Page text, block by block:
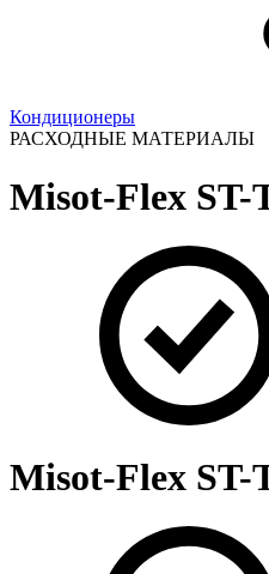
Кондиционеры
РАСХОДНЫЕ МАТЕРИАЛЫ
Misot-Flex ST-
Misot-Flex ST-